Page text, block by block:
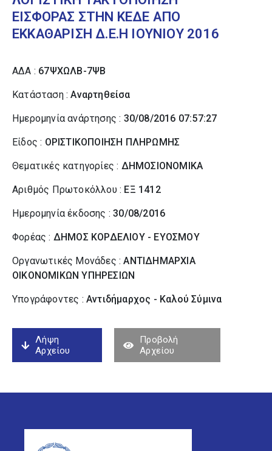
ΕΙΣΦΟΡΑΣ ΣΤΗΝ ΚΕΔΕ ΑΠΟ
ΕΚΚΑΘΑΡΙΣΗ Δ.Ε.Η ΙΟΥΝΙΟΥ 2016
ΑΔΑ : 67ΨΧΩΛΒ-7ΨΒ
Κατάσταση :Αναρτηθείσα
Ημερομηνία ανάρτησης : 30/08/2016 07:57:27
Είδος : ΟΡΙΣΤΙΚΟΠΟΙΗΣΗ ΠΛΗΡΩΜΗΣ
Θεματικές κατηγορίες : ΔΗΜΟΣΙΟΝΟΜΙΚΑ
Αριθμός Πρωτοκόλλου : ΕΞ 1412
Ημερομηνία έκδοσης :30/08/2016
Φορέας : ΔΗΜΟΣ ΚΟΡΔΕΛΙΟΥ - ΕΥΟΣΜΟΥ
Οργανωτικές Μονάδες :ΑΝΤΙΔΗΜΑΡΧΙΑ
ΟΙΚΟΝΟΜΙΚΩΝ ΥΠΗΡΕΣΙΩΝ
Υπογράφοντες : Αντιδήμαρχος - Καλού Σύµινα
Λήψη
Αρχείου
Προβολή
Αρχείου